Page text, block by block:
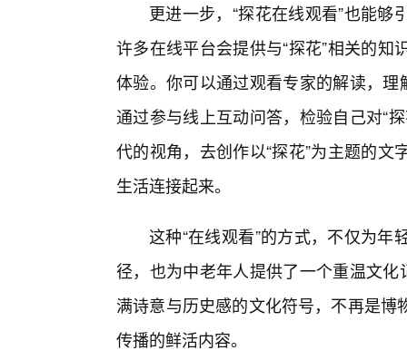
更进一步，“探花在线观看”也能
许多在线平台会提供与“探花”相关的
体验。你可以通过观看专家的解读，
通过参与线上互动问答，检验自己对“
代的视角，去创作以“探花”为主题的
生活连接起来。
这种“在线观看”的方式，不仅为
径，也为中老年人提供了一个重温文
满诗意与历史感的文化符号，不再是
传播的鲜活内容。